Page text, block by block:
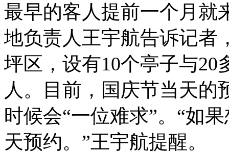
最早的客人提前一个月就
地负责人王宇航告诉记者
坪区，设有10个亭子与
人。目前，国庆节当天的
时候会“一位难求”。“如
天预约。”王宇航提醒。